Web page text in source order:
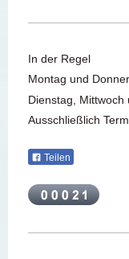
In der Regel
Montag und
Dienstag, Mittwoch
Ausschließlich
Teilen